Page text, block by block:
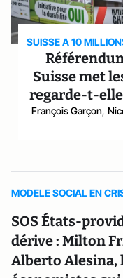
SUISSE A 10
Suisse met
regarde-t-
François Garçon,
MODELE SOCIAL EN
SOS États-
dérive : Milton
Alberto Alesina,